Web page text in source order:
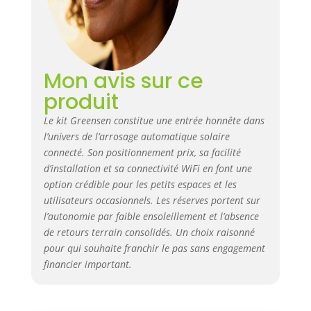
de manière optimale.
Commande intelligente via une
application, partout et à tout
moment : connectez-vous à
l'application « Smart Life » pour
gérer facilement vos
programmes d'arrosage lorsque
vous êtes en déplacement. Vous
recevez des notifications push
lorsque le niveau d'eau est bas
ou lorsque le cycle d'arrosage
démarre. Vous gardez ainsi
toujours le contrôle de votre
oasis verte. Arrosage en
fonction des conditions
météorologiques pour une
efficacité maximale : le système
adapte intelligemment
l'arrosage aux données
Mon avis sur ce
produit
Le kit Greensen constitue une entrée honnête dans
l’univers de l’arrosage automatique solaire
connecté. Son positionnement prix, sa facilité
d’installation et sa connectivité WiFi en font une
option crédible pour les petits espaces et les
utilisateurs occasionnels. Les réserves portent sur
l’autonomie par faible ensoleillement et l’absence
de retours terrain consolidés. Un choix raisonné
pour qui souhaite franchir le pas sans engagement
financier important.